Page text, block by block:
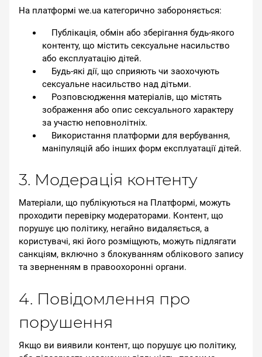
На платформі we.ua категорично забороняється:
Публікація, обмін або зберігання будь-якого
контенту, що містить сексуальне насильство
або експлуатацію дітей.
Будь-які дії, що сприяють чи заохочують
сексуальне насильство над дітьми.
Розповсюдження матеріалів, що містять
зображення або опис сексуального характеру
за участю неповнолітніх.
Використання платформи для вербування,
маніпуляцій або інших форм експлуатації дітей.
3. Модерація контенту
Матеріали, що публікуються на Платформі, можуть
проходити перевірку модераторами. Контент, що
порушує цю політику, негайно видаляється, а
користувачі, які його розміщують, можуть підлягати
санкціям, включно з блокуванням облікового запису
та зверненням в правоохоронні органи.
4. Повідомлення про
порушення
Якщо ви виявили контент, що порушує цю політику,